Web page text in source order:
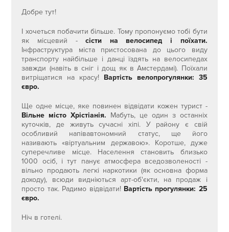
Добре тут!
І хочеться побачити більше. Тому пропонуємо тобі бути
як місцевий -сісти на велосипед і поїхати.
Інфраструктура міста пристосована до цього виду
транспорту найбільше і данці їздять на велосипедах
завжди (навіть в сніг і дощ як в Амстердамі). Поїхали
витріщатися на красу! Вартість велопрогулянки: 35
євро.
Ще одне місце, яке повинен відвідати кожен турист -
Вільне місто Хрістіанія. Мабуть, це один з останніх
куточків, де живуть сучасні хіпі. У району є свій
особливий напівавтономний статус, ще його
називають «віртуальним державою». Коротше, дуже
суперечливе місце. Населення становить близько
1000 осіб, і тут панує атмосфера вседозволеності -
вільно продають легкі наркотики (як основна форма
доходу), всюди видніються арт-об'єкти, на продаж і
просто так. Радимо відвідати! Вартість прогулянки: 25
євро.
Ніч в готелі.